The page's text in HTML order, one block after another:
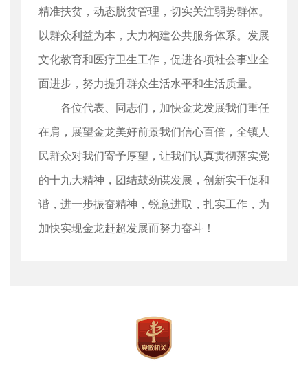
精准扶贫，动态脱贫管理，切实关注弱势群体。
以群众利益为本，大力构建公共服务体系。发展
文化教育和医疗卫生工作，促进各项社会事业全
面进步，努力提升群众生活水平和生活质量。
各位代表、同志们，加快金龙发展我们重任
在肩，展望金龙美好前景我们信心百倍，全镇人
民群众对我们寄予厚望，让我们认真贯彻落实党
的十九大精神，团结鼓劲谋发展，创新实干促和
谐，进一步振奋精神，锐意进取，扎实工作，为
加快实现金龙赶超发展而努力奋斗！